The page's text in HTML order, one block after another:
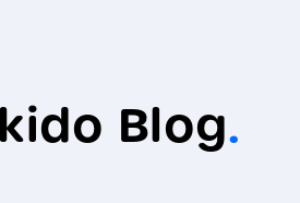
Blog.